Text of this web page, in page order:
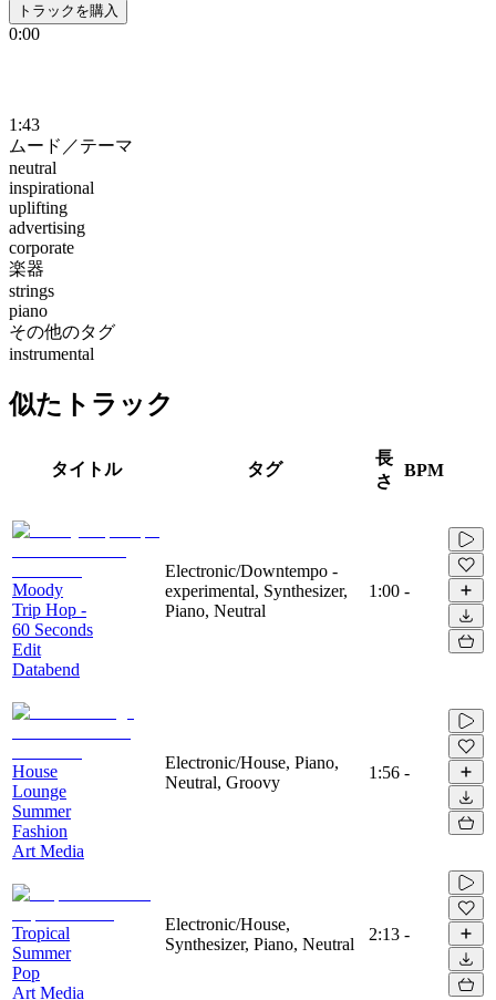
トラックを購入
0:00
1:43
ムード／テーマ
neutral
inspirational
uplifting
advertising
corporate
楽器
strings
piano
その他のタグ
instrumental
似たトラック
タイトル タグ
長
さ
BPM
Moody
Trip Hop -
60 Seconds
Edit
Databend
Electronic/Downtempo -
experimental, Synthesizer,
Piano, Neutral
1:00 -
House
Lounge
Summer
Fashion
Art Media
Electronic/House, Piano,
Neutral, Groovy
1:56 -
Tropical
Summer
Pop
Art Media
Electronic/House,
Synthesizer, Piano, Neutral
2:13 -